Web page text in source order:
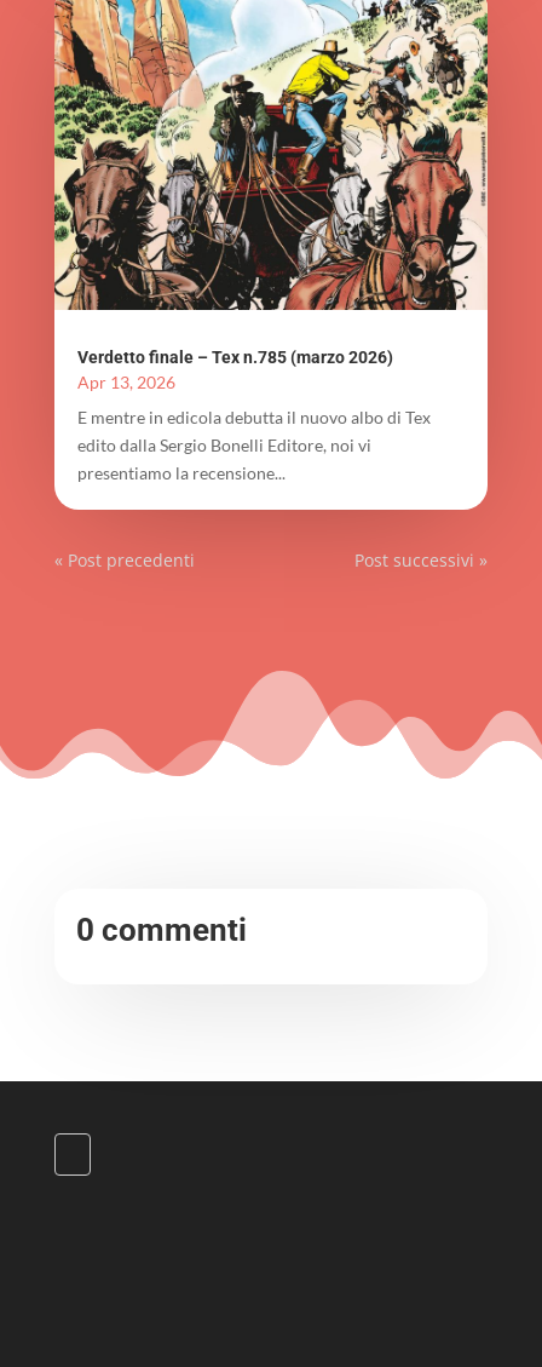
Verdetto finale – Tex n.785 (marzo 2026)
Apr 13, 2026
E mentre in edicola debutta il nuovo albo di Tex
edito dalla Sergio Bonelli Editore, noi vi
presentiamo la recensione...
« Post precedenti Post successivi »
0 commenti